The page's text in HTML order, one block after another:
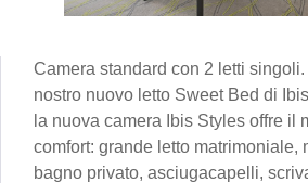
Camera standard con 2 letti singoli.
nostro nuovo letto Sweet Bed di
la nuova camera Ibis Styles offre il
comfort: grande letto matrimoniale,
bagno privato, asciugacapelli,